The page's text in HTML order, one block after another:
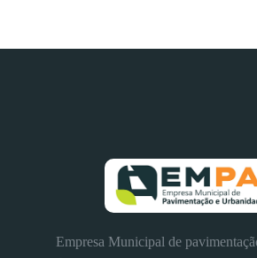
Empresa Municipal de